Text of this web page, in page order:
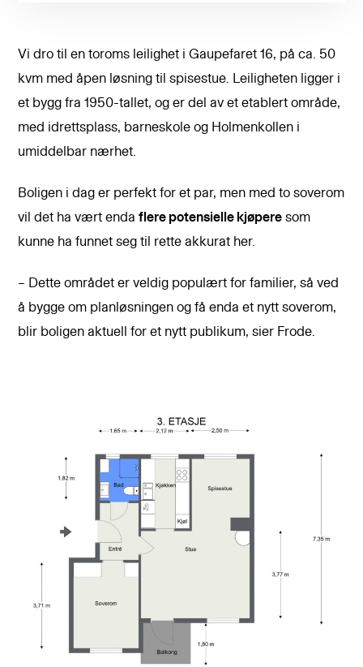
Vi dro til en toroms leilighet i Gaupefaret 16, på ca. 50
kvm med åpen løsning til spisestue. Leiligheten ligger i
et bygg fra 1950-tallet, og er del av et etablert område,
med idrettsplass, barneskole og Holmenkollen i
umiddelbar nærhet.
Boligen i dag er perfekt for et par, men med to soverom
vil det ha vært endaflere potensielle kjøpere som
kunne ha funnet seg til rette akkurat her.
– Dette området er veldig populært for familier, så ved
å bygge om planløsningen og få enda et nytt soverom,
blir boligen aktuell for et nytt publikum, sier Frode.